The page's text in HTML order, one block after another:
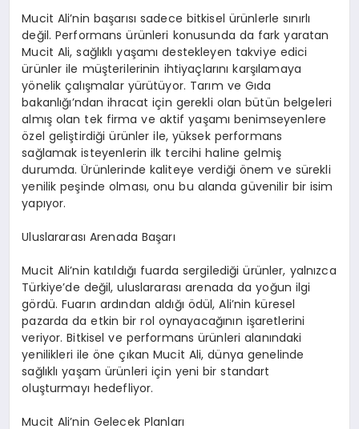
Mucit Ali’nin başarısı sadece bitkisel ürünlerle sınırlı
değil. Performans ürünleri konusunda da fark yaratan
Mucit Ali, sağlıklı yaşamı destekleyen takviye edici
ürünler ile müşterilerinin ihtiyaçlarını karşılamaya
yönelik çalışmalar yürütüyor. Tarım ve Gıda
bakanlığı’ndan ihracat için gerekli olan bütün belgeleri
almış olan tek firma ve aktif yaşamı benimseyenlere
özel geliştirdiği ürünler ile, yüksek performans
sağlamak isteyenlerin ilk tercihi haline gelmiş
durumda. Ürünlerinde kaliteye verdiği önem ve sürekli
yenilik peşinde olması, onu bu alanda güvenilir bir isim
yapıyor.
Uluslararası Arenada Başarı
Mucit Ali’nin katıldığı fuarda sergilediği ürünler, yalnızca
Türkiye’de değil, uluslararası arenada da yoğun ilgi
gördü. Fuarın ardından aldığı ödül, Ali’nin küresel
pazarda da etkin bir rol oynayacağının işaretlerini
veriyor. Bitkisel ve performans ürünleri alanındaki
yenilikleri ile öne çıkan Mucit Ali, dünya genelinde
sağlıklı yaşam ürünleri için yeni bir standart
oluşturmayı hedefliyor.
Mucit Ali’nin Gelecek Planları